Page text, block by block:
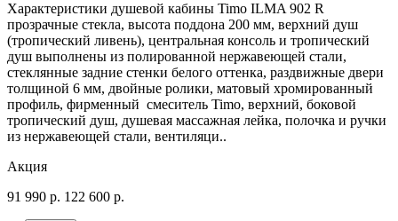
Характеристики душевой кабины Timo ILMA 902 R
прозрачные стекла, высота поддона 200 мм, верхний душ
(тропический ливень), центральная консоль и тропический
душ выполнены из полированной нержавеющей стали,
стеклянные задние стенки белого оттенка, раздвижные двери
толщиной 6 мм, двойные ролики, матовый хромированный
профиль, фирменный смеситель Timo, верхний, боковой
тропический душ, душевая массажная лейка, полочка и ручки
из нержавеющей стали, вентиляци..
Акция
91 990 р. 122 600 р.